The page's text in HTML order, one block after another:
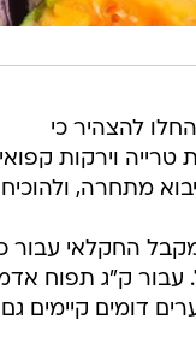
להצהיר כי
טרייה וירקות
מתחרה,